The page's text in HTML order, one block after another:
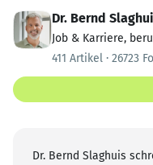
Dr. Bernd
Job & Karriere,
411 Artikel · 26723
Dr. Bernd Slaghuis